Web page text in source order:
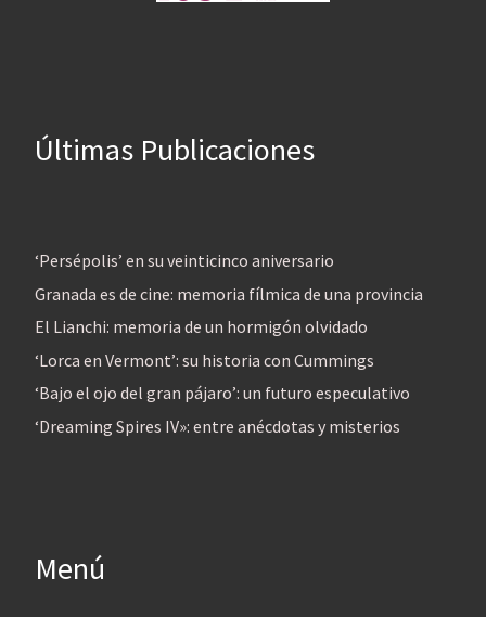
Últimas Publicaciones
‘Persépolis’ en su veinticinco aniversario
Granada es de cine: memoria fílmica de una provincia
El Lianchi: memoria de un hormigón olvidado
‘Lorca en Vermont’: su historia con Cummings
‘Bajo el ojo del gran pájaro’: un futuro especulativo
‘Dreaming Spires IV»: entre anécdotas y misterios
Menú